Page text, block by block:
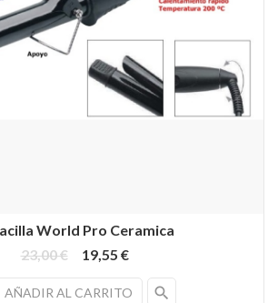
World Pro Ceramica
23,00 €
19,55 €
AÑADIR AL CARRITO search